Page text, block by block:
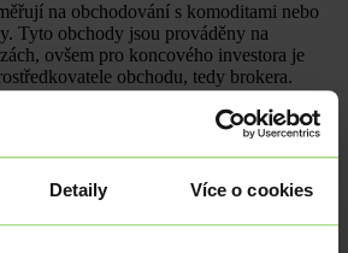
Detaily Více o cookies
na obchodování s komoditami nebo
Tyto obchody jsou prováděny na
ovšem pro koncového investora je
obchodu, tedy brokera.
který je ten nejlepší broker
pro vaše
otázky je třeba zvážit mnoho faktorů a
stejně záviset na individuálních